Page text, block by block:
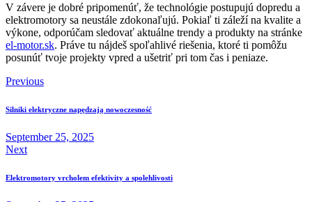
V závere je dobré pripomenúť, že technológie postupujú dopredu a
elektromotory sa neustále zdokonaľujú. Pokiaľ ti záleží na kvalite a
výkone, odporúčam sledovať aktuálne trendy a produkty na stránke
el-motor.sk. Práve tu nájdeš spoľahlivé riešenia, ktoré ti pomôžu
posunúť tvoje projekty vpred a ušetriť pri tom čas i peniaze.
Post
navigation
Previous
Silniki elektryczne napędzają nowoczesność
September 25, 2025
Next
Elektromotory vrcholem efektivity a spolehlivosti